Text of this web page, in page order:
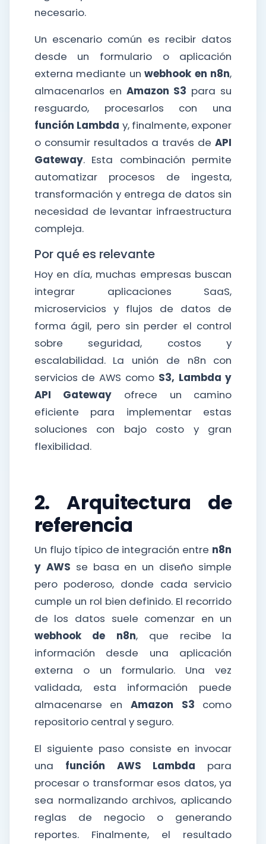
necesario.
Un escenario común es recibir datos
desde un formulario o aplicación
externa mediante unwebhook en n8n,
almacenarlos en Amazon S3 para su
resguardo, procesarlos con una
función Lambda y, finalmente, exponer
o consumir resultados a través deAPI
Gateway. Esta combinación permite
automatizar procesos de ingesta,
transformación y entrega de datos sin
necesidad de levantar infraestructura
compleja.
Por qué es relevante
Hoy en día, muchas empresas buscan
integrar aplicaciones SaaS,
microservicios y flujos de datos de
forma ágil, pero sin perder el control
sobre seguridad, costos y
escalabilidad. La unión de n8n con
servicios de AWS como S3, Lambda y
API Gateway ofrece un camino
eficiente para implementar estas
soluciones con bajo costo y gran
flexibilidad.
2. Arquitectura de
referencia
Un flujo típico de integración entre n8n
y AWS se basa en un diseño simple
pero poderoso, donde cada servicio
cumple un rol bien definido. El recorrido
de los datos suele comenzar en un
webhook de n8n, que recibe la
información desde una aplicación
externa o un formulario. Una vez
validada, esta información puede
almacenarse en Amazon S3 como
repositorio central y seguro.
El siguiente paso consiste en invocar
una función AWS Lambda para
procesar o transformar esos datos, ya
sea normalizando archivos, aplicando
reglas de negocio o generando
reportes. Finalmente, el resultado